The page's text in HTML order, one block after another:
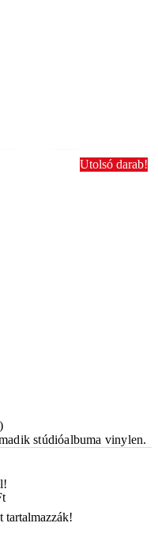
Utolsó darab!
stúdióalbuma vinylen.
tartalmazzák!